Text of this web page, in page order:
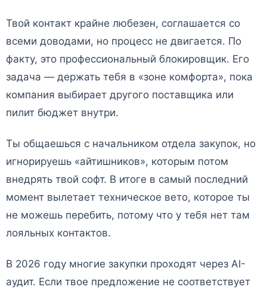
Твой контакт крайне любезен, соглашается со
всеми доводами, но процесс не двигается. По
факту, это профессиональный блокировщик. Его
задача — держать тебя в «зоне комфорта», пока
компания выбирает другого поставщика или
пилит бюджет внутри.
Ты общаешься с начальником отдела закупок, но
игнорируешь «айтишников», которым потом
внедрять твой софт. В итоге в самый последний
момент вылетает техническое вето, которое ты
не можешь перебить, потому что у тебя нет там
лояльных контактов.
В 2026 году многие закупки проходят через AI-
аудит. Если твое предложение не соответствует